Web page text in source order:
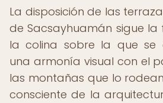
La disposición de las
de Sacsayhuamán sigue
la colina sobre la que se
una armonía visual con el
las montañas que lo
consciente de la